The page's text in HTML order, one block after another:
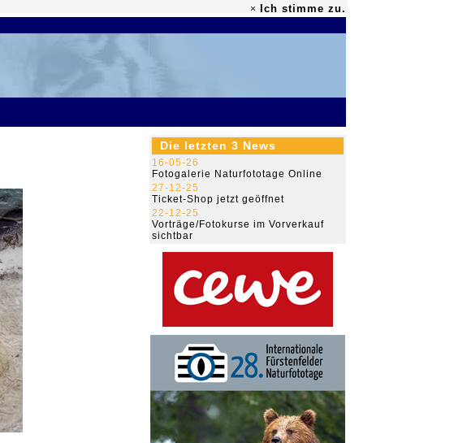
× Ich stimme zu.
Die letzten 3 News
16-05-26
Fotogalerie Naturfototage Online
27-12-25
Ticket-Shop jetzt geöffnet
22-12-25
Vorträge/Fotokurse im Vorverkauf
sichtbar